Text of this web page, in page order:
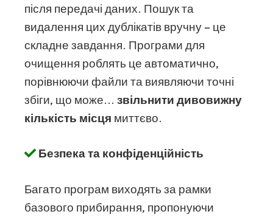
після передачі даних. Пошук та
видалення цих дублікатів вручну – це
складне завдання. Програми для
очищення роблять це автоматично,
порівнюючи файли та виявляючи точні
збіги, що може...звільнити дивовижну
кількість місця миттєво.
Безпека та конфіденційність
Багато програм виходять за рамки
базового прибирання, пропонуючи